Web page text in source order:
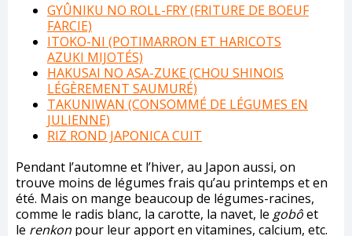
GYÛNIKU NO ROLL-FRY (FRITURE DE BOEUF
FARCIE)
ITOKO-NI (POTIMARRON ET HARICOTS
AZUKI MIJOTÉS)
HAKUSAI NO ASA-ZUKE (CHOU SHINOIS
LÉGÈREMENT SAUMURÉ)
TAKUNIWAN (CONSOMMÉ DE LÉGUMES EN
JULIENNE)
RIZ ROND JAPONICA CUIT
Pendant l’automne et l’hiver, au Japon aussi, on
trouve moins de légumes frais qu’au printemps et en
été. Mais on mange beaucoup de légumes-racines,
comme le radis blanc, la carotte, la navet, le gobôet
le renkon pour leur apport en vitamines, calcium, etc.